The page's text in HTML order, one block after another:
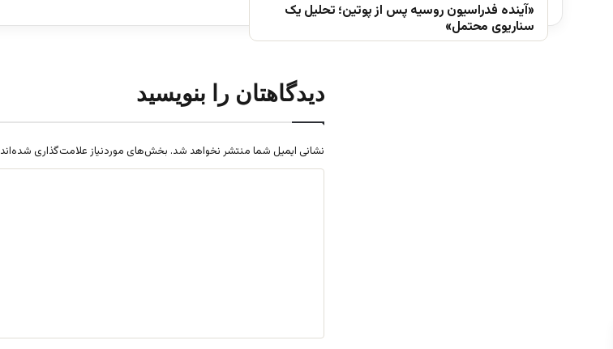
«آینده فدراسیون روسیه پس از پوتین؛ تحلیل یک
سناریوی محتمل»
دیدگاهتان را بنویسید
نشانی ایمیل شما منتشر نخواهد شد. بخش‌های موردنیاز علامت‌گذاری شده‌اند